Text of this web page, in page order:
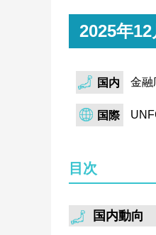
し、2030年度
省エネ・燃料
金融庁は、金
WG（第11回
を公表。時価
と、事業年度
環境省は、脱
価対象や既存
2025年
国内 金融
国際
目次
国内動向